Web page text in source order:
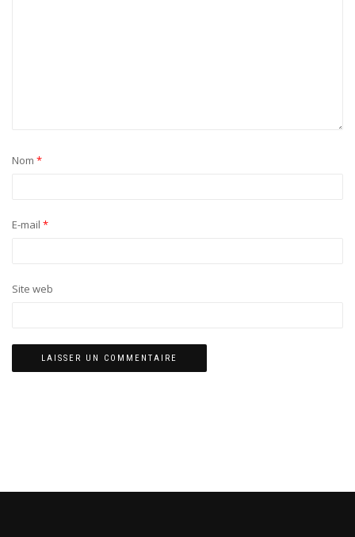
Nom *
E-mail *
Site web